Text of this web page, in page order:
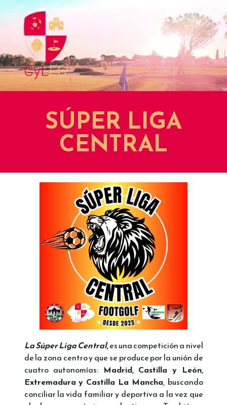
SÚPER LIGA
CENTRAL
La Súper Liga Central,es una competición a nivel
de la zona centro y que se produce por la unión de
cuatro autonomías: Madrid, Castilla y León,
Extremadura y Castilla La Mancha, buscando
conciliar la vida familiar y deportiva a la vez que